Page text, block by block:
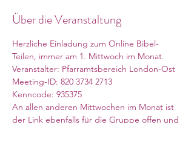
Über die Veranstaltung
Herzliche Einladung zum Online Bibel-
Teilen, immer am 1. Mittwoch im Monat.
Veranstalter: Pfarramtsbereich London-Ost
Meeting-ID: 820 3734 2713
Kenncode: 935375
An allen anderen Mittwochen im Monat ist
der Link ebenfalls für die Gruppe offen und